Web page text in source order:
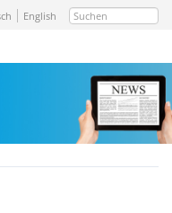
Suchen
English